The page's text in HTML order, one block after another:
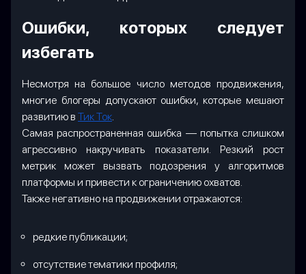
Ошибки, которых следует
избегать
Несмотря на большое число методов продвижения,
многие блогеры допускают ошибки, которые мешают
развитию в Тик Ток.
Самая распространенная ошибка — попытка слишком
агрессивно накручивать показатели. Резкий рост
метрик может вызвать подозрения у алгоритмов
платформы и привести к ограничению охватов.
Также негативно на продвижении отражаются:
редкие публикации;
отсутствие тематики профиля;